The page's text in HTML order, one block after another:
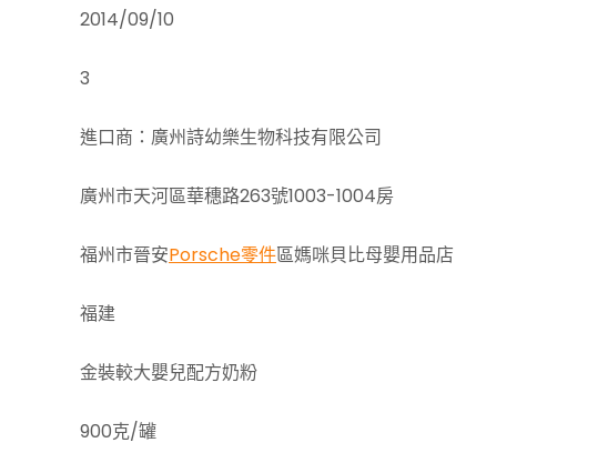
2014/09/10
3
進口商：廣州詩幼樂生物科技有限公司
廣州市天河區華穗路263號1003-1004房
福州市晉安Porsche零件區媽咪貝比母嬰用品店
福建
金裝較大嬰兒配方奶粉
900克/罐